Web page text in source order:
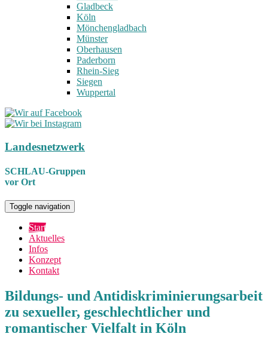
Gladbeck
Köln
Mönchengladbach
Münster
Oberhausen
Paderborn
Rhein-Sieg
Siegen
Wuppertal
Landesnetzwerk
SCHLAU-Gruppen
vor Ort
Toggle navigation
Start
Aktuelles
Infos
Konzept
Kontakt
Bildungs- und Antidiskriminierungsarbeit
zu sexueller, geschlechtlicher und
romantischer Vielfalt in Köln